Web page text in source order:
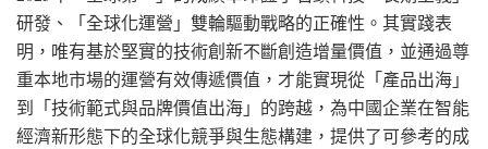
研發、「全球化運營」雙輪驅動戰略的正確性。其實踐表
明，唯有基於堅實的技術創新不斷創造增量價值，並通過尊
重本地市場的運營有效傳遞價值，才能實現從「產品出海」
到「技術範式與品牌價值出海」的跨越，為中國企業在智能
經濟新形態下的全球化競爭與生態構建，提供了可參考的成